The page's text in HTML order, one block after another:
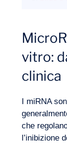
vitro:
clinica
I miRNA
che
l’inibizione